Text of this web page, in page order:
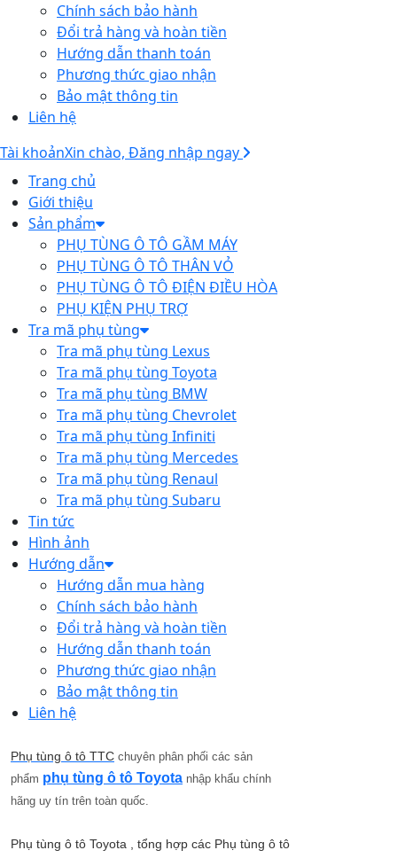
Chính sách bảo hành
Đổi trả hàng và hoàn tiền
Hướng dẫn thanh toán
Phương thức giao nhận
Bảo mật thông tin
Liên hệ
Tài khoảnXin chào, Đăng nhập ngay
Trang chủ
Giới thiệu
Sản phẩm
PHỤ TÙNG Ô TÔ GẦM MÁY
PHỤ TÙNG Ô TÔ THÂN VỎ
PHỤ TÙNG Ô TÔ ĐIỆN ĐIỀU HÒA
PHỤ KIỆN PHỤ TRỢ
Tra mã phụ tùng
Tra mã phụ tùng Lexus
Tra mã phụ tùng Toyota
Tra mã phụ tùng BMW
Tra mã phụ tùng Chevrolet
Tra mã phụ tùng Infiniti
Tra mã phụ tùng Mercedes
Tra mã phụ tùng Renaul
Tra mã phụ tùng Subaru
Tin tức
Hình ảnh
Hướng dẫn
Hướng dẫn mua hàng
Chính sách bảo hành
Đổi trả hàng và hoàn tiền
Hướng dẫn thanh toán
Phương thức giao nhận
Bảo mật thông tin
Liên hệ
Phụ tùng ô tô TTC chuyên phân phối các sản
phẩm phụ tùng ô tô Toyota nhập khẩu chính
hãng uy tín trên toàn quốc.
Phụ tùng ô tô Toyota , tổng hợp các Phụ tùng ô tô